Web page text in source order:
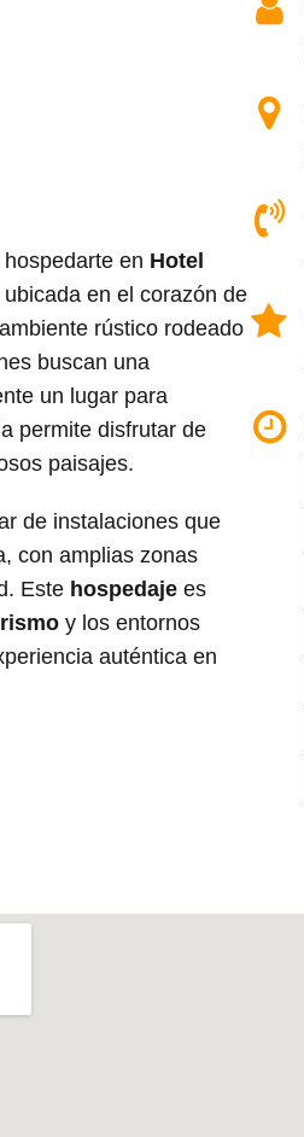
en Hotel
ubicada en el corazón de
rústico rodeado
buscan una
un lugar para
permite disfrutar de
paisajes.
de instalaciones que
con amplias zonas
Este hospedaje es
y los entornos
auténtica en